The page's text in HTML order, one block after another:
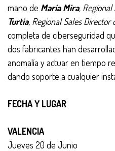
mano de Maria Mira,
Turtia, Regional Sales Director
completa de ciberseguridad
dos fabricantes han
anomalía y actuar en tiempo
dando soporte a cualquier
FECHA Y LUGAR
VALENCIA
Jueves 20 de Junio